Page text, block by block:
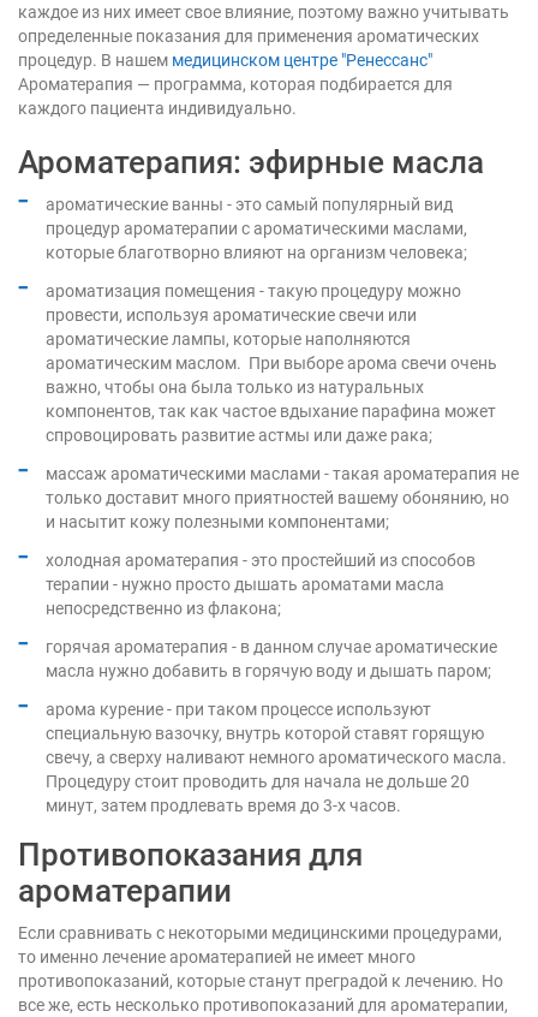
каждое из них имеет свое влияние, поэтому важно учитывать
определенные показания для применения ароматических
процедур. В нашем медицинском центре "Ренессанс"
Ароматерапия — программа, которая подбирается для
каждого пациента индивидуально.
Ароматерапия: эфирные масла
ароматические ванны - это самый популярный вид
процедур ароматерапии с ароматическими маслами,
которые благотворно влияют на организм человека;
ароматизация помещения - такую процедуру можно
провести, используя ароматические свечи или
ароматические лампы, которые наполняются
ароматическим маслом. При выборе арома свечи очень
важно, чтобы она была только из натуральных
компонентов, так как частое вдыхание парафина может
спровоцировать развитие астмы или даже рака;
массаж ароматическими маслами - такая ароматерапия не
только доставит много приятностей вашему обонянию, но
и насытит кожу полезными компонентами;
холодная ароматерапия - это простейший из способов
терапии - нужно просто дышать ароматами масла
непосредственно из флакона;
горячая ароматерапия - в данном случае ароматические
масла нужно добавить в горячую воду и дышать паром;
арома курение - при таком процессе используют
специальную вазочку, внутрь которой ставят горящую
свечу, а сверху наливают немного ароматического масла.
Процедуру стоит проводить для начала не дольше 20
минут, затем продлевать время до 3-х часов.
Противопоказания для
ароматерапии
Если сравнивать с некоторыми медицинскими процедурами,
то именно лечение ароматерапией не имеет много
противопоказаний, которые станут преградой к лечению. Но
все же, есть несколько противопоказаний для ароматерапии,